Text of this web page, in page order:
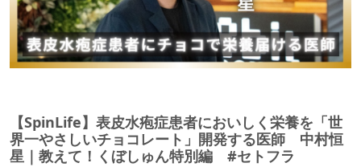
【SpinLife】表皮水疱症患者においしく栄養を「世
界一やさしいチョコレート」開発する医師 中村恒
星｜教えて！くぼしゅん特別編 #セトフラ